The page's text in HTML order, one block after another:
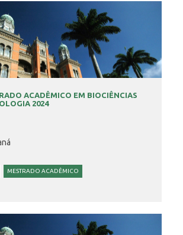
ACADÊMICO EM BIOCIÊNCIAS
2024
MESTRADO ACADÊMICO